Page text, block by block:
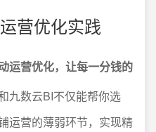
营优化实践
运营优化，让每一分钱的
九数云BI不仅能帮你选
运营的薄弱环节，实现精